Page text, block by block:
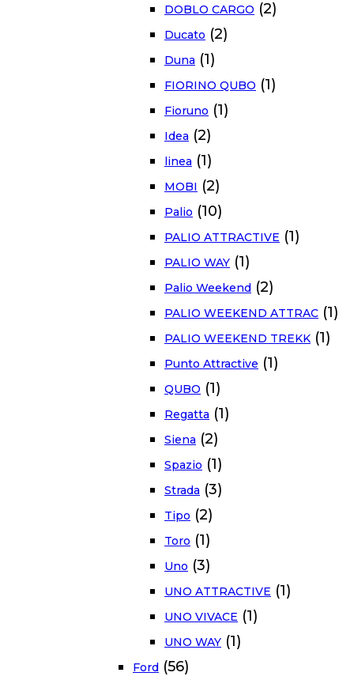
DOBLO CARGO (2)
Ducato (2)
Duna (1)
FIORINO QUBO (1)
Fioruno (1)
Idea (2)
linea (1)
MOBI (2)
Palio (10)
PALIO ATTRACTIVE (1)
PALIO WAY (1)
Palio Weekend (2)
PALIO WEEKEND ATTRAC (1)
PALIO WEEKEND TREKK (1)
Punto Attractive (1)
QUBO (1)
Regatta (1)
Siena (2)
Spazio (1)
Strada (3)
Tipo (2)
Toro (1)
Uno (3)
UNO ATTRACTIVE (1)
UNO VIVACE (1)
UNO WAY (1)
Ford (56)